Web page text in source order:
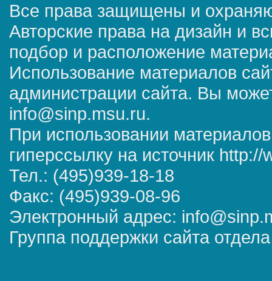
Все права защищены и
Авторские права на дизайн и
подбор и расположение
Использование материалов
администрации сайта. Вы
info@sinp.msu.ru.
При использовании
гиперссылку на источник
Тел.: (495)939-18-18
Факс: (495)939-08-96
Электронный адрес:
Группа поддержки сайта